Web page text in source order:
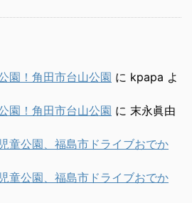
園！角田市台山公園 に kpapa よ
園！角田市台山公園 に 末永眞由
童公園、福島市ドライブおでか
童公園、福島市ドライブおでか